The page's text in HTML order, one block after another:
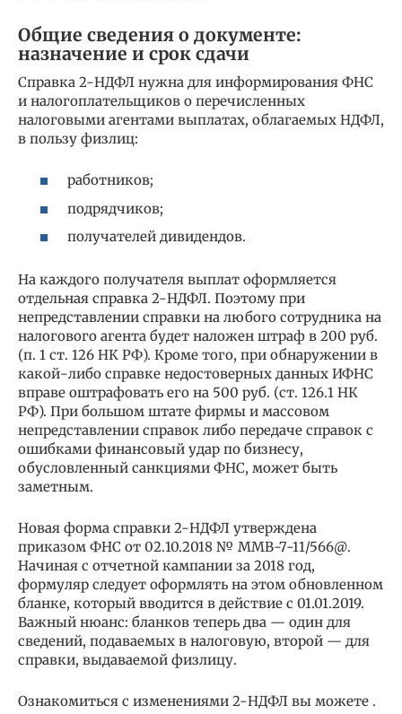
Общие сведения о документе:
назначение и срок сдачи
Справка 2-НДФЛ нужна для информирования ФНС
и налогоплательщиков о перечисленных
налоговыми агентами выплатах, облагаемых НДФЛ,
в пользу физлиц:
работников;
подрядчиков;
получателей дивидендов.
На каждого получателя выплат оформляется
отдельная справка 2-НДФЛ. Поэтому при
непредставлении справки на любого сотрудника на
налогового агента будет наложен штраф в 200 руб.
(п. 1 ст. 126 НК РФ). Кроме того, при обнаружении в
какой-либо справке недостоверных данных ИФНС
вправе оштрафовать его на 500 руб. (ст. 126.1 НК
РФ). При большом штате фирмы и массовом
непредставлении справок либо передаче справок с
ошибками финансовый удар по бизнесу,
обусловленный санкциями ФНС, может быть
заметным.
Новая форма справки 2-НДФЛ утверждена
приказом ФНС от 02.10.2018 № ММВ-7-11/566@.
Начиная с отчетной кампании за 2018 год,
формуляр следует оформлять на этом обновленном
бланке, который вводится в действие с 01.01.2019.
Важный нюанс: бланков теперь два — один для
сведений, подаваемых в налоговую, второй — для
справки, выдаваемой физлицу.
Ознакомиться с изменениями 2-НДФЛ вы можете .